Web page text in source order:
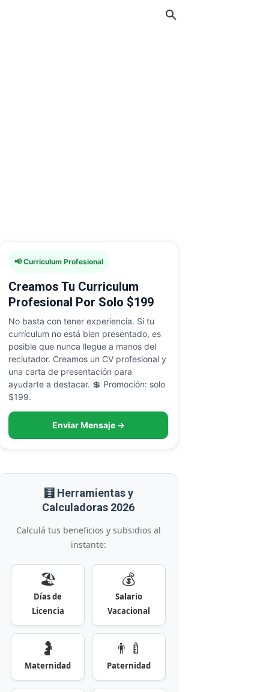
📢 Curriculum Profesional
Creamos Tu Curriculum
Profesional Por Solo $199
No basta con tener experiencia. Si tu
currículum no está bien presentado, es
posible que nunca llegue a manos del
reclutador. Creamos un CV profesional y
una carta de presentación para
ayudarte a destacar. 💲 Promoción: solo
$199.
Enviar Mensaje →
🧮 Herramientas y
Calculadoras 2026
Calculá tus beneficios y subsidios al
instante:
🏖️
Días de
Licencia
💰
Salario
Vacacional
🤰
Maternidad
👨‍🍼
Paternidad